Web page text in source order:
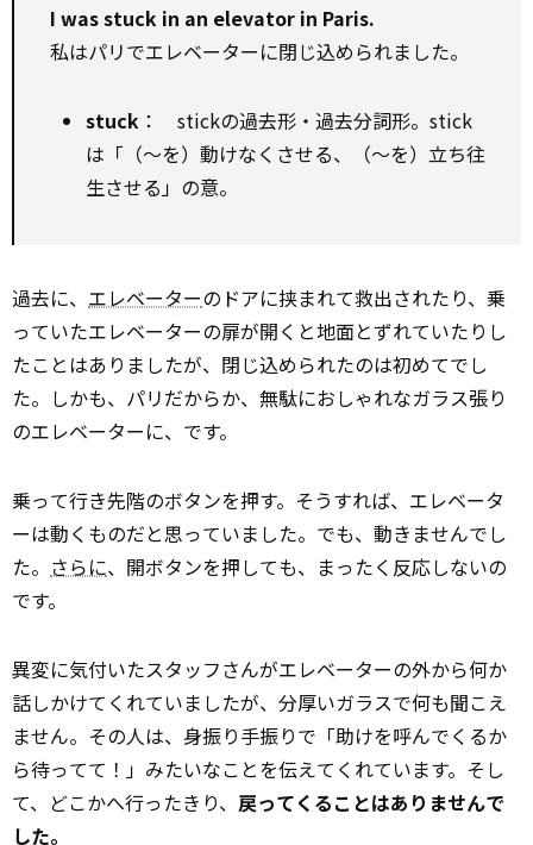
I was stuck in an elevator in Paris.
私はパリでエレベーターに閉じ込められました。
stuck ： stickの過去形・過去分詞形。stick
は「（～を）動けなくさせる、（～を）立ち往
生させる」の意。
過去に、 エレベーターのドアに挟まれて救出されたり、乗
っていたエレベーターの扉が開くと地面とずれていたりし
たことはありましたが、閉じ込められたのは初めてでし
た。しかも、パリだからか、無駄におしゃれなガラス張り
のエレベーターに、です。
乗って行き先階のボタンを押す。そうすれば、エレベータ
ーは動くものだと思っていました。でも、動きませんでし
た。 さらに、開ボタンを押しても、まったく反応しないの
です。
異変に気付いたスタッフさんがエレベーターの外から何か
話しかけてくれていましたが、分厚いガラスで何も聞こえ
ません。その人は、身振り手振りで「助けを呼んでくるか
ら待ってて！」みたいなことを伝えてくれています。そし
て、どこかへ行ったきり、 戻ってくることはありませんで
した。